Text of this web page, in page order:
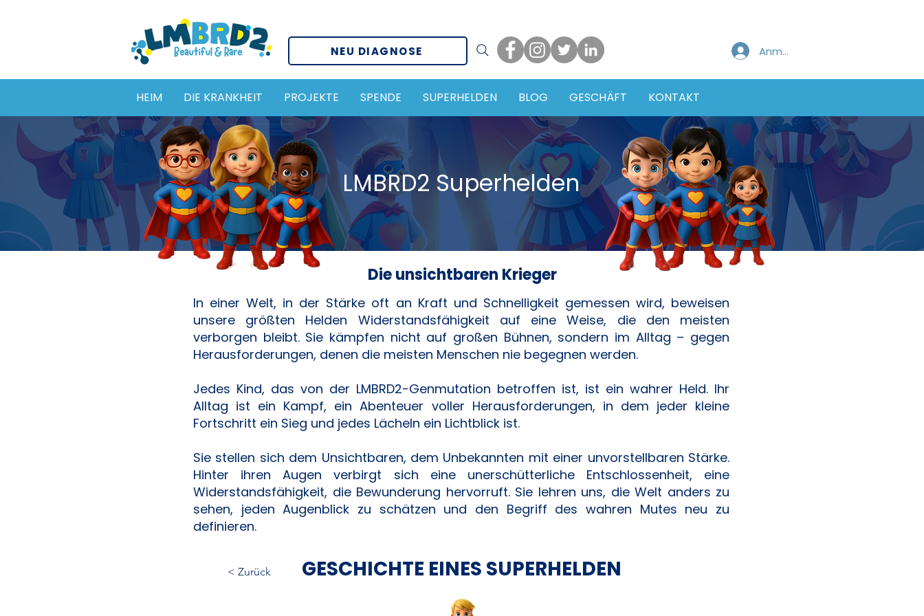
NEU DIAGNOSE Anmelden
HEIM DIE KRANKHEIT PROJEKTE SPENDE SUPERHELDEN BLOG GESCHÄFT KONTAKT
LMBRD2 Superhelden
Die unsichtbaren Krieger
In einer Welt, in der Stärke oft an Kraft und Schnelligkeit gemessen wird, beweisen
unsere größten Helden Widerstandsfähigkeit auf eine Weise, die den meisten
verborgen bleibt. Sie kämpfen nicht auf großen Bühnen, sondern im Alltag – gegen
Herausforderungen, denen die meisten Menschen nie begegnen werden.
Jedes Kind, das von der LMBRD2-Genmutation betroffen ist, ist ein wahrer Held. Ihr
Alltag ist ein Kampf, ein Abenteuer voller Herausforderungen, in dem jeder kleine
Fortschritt ein Sieg und jedes Lächeln ein Lichtblick ist.
Sie stellen sich dem Unsichtbaren, dem Unbekannten mit einer unvorstellbaren Stärke.
Hinter ihren Augen verbirgt sich eine unerschütterliche Entschlossenheit, eine
Widerstandsfähigkeit, die Bewunderung hervorruft. Sie lehren uns, die Welt anders zu
sehen, jeden Augenblick zu schätzen und den Begriff des wahren Mutes neu zu
definieren.
< Zurück GESCHICHTE EINES SUPERHELDEN